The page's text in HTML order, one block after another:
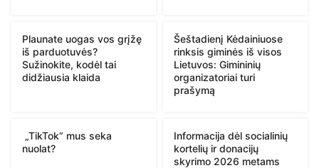
Plaunate uogas vos grįžę
iš parduotuvės?
Sužinokite, kodėl tai
didžiausia klaida
Šeštadienį Kėdainiuose
rinksis giminės iš visos
Lietuvos: Gimininių
organizatoriai turi
prašymą
„TikTok“ mus seka
nuolat?
Informacija dėl socialinių
kortelių ir donacijų
skyrimo 2026 metams